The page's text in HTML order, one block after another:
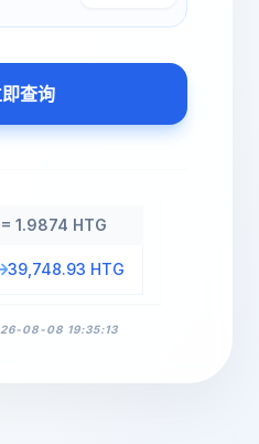
查询
= 1.9874 HTG
39,748.93 HTG
08-08 19:35:13